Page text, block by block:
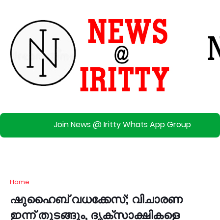
Join News @ Iritty Whats App Group
Home
ഷുഹൈബ് വധക്കേസ്; വിചാരണ
ഇന്ന് തുടങ്ങും, ദൃക്സാക്ഷികളെ